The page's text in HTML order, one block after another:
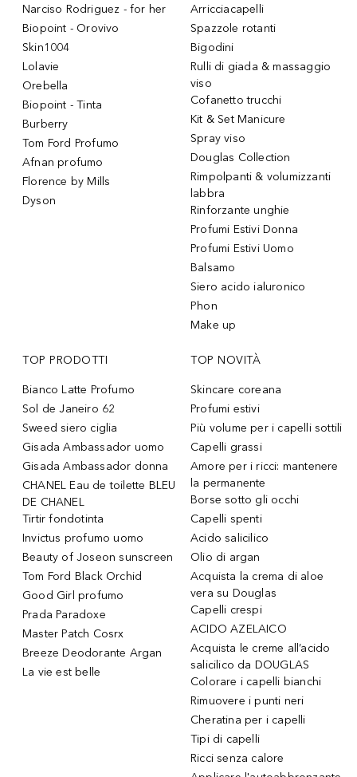
Narciso Rodriguez - for her
Biopoint - Orovivo
Skin1004
Lolavie
Orebella
Biopoint - Tinta
Burberry
Tom Ford Profumo
Afnan profumo
Florence by Mills
Dyson
Arricciacapelli
Spazzole rotanti
Bigodini
Rulli di giada & massaggio
viso
Cofanetto trucchi
Kit & Set Manicure
Spray viso
Douglas Collection
Rimpolpanti & volumizzanti
labbra
Rinforzante unghie
Profumi Estivi Donna
Profumi Estivi Uomo
Balsamo
Siero acido ialuronico
Phon
Make up
TOP PRODOTTI
Bianco Latte Profumo
Sol de Janeiro 62
Sweed siero ciglia
Gisada Ambassador uomo
Gisada Ambassador donna
CHANEL Eau de toilette BLEU
DE CHANEL
Tirtir fondotinta
Invictus profumo uomo
Beauty of Joseon sunscreen
Tom Ford Black Orchid
Good Girl profumo
Prada Paradoxe
Master Patch Cosrx
Breeze Deodorante Argan
La vie est belle
TOP NOVITÀ
Skincare coreana
Profumi estivi
Più volume per i capelli sottili
Capelli grassi
Amore per i ricci: mantenere
la permanente
Borse sotto gli occhi
Capelli spenti
Acido salicilico
Olio di argan
Acquista la crema di aloe
vera su Douglas
Capelli crespi
ACIDO AZELAICO
Acquista le creme all’acido
salicilico da DOUGLAS
Colorare i capelli bianchi
Rimuovere i punti neri
Cheratina per i capelli
Tipi di capelli
Ricci senza calore